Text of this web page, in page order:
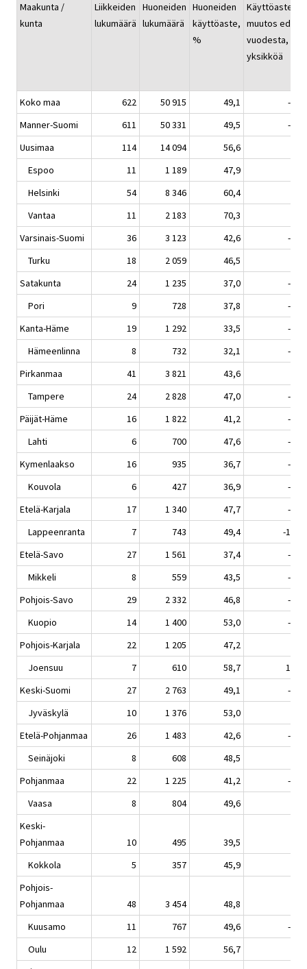
Maakunta /
kunta
Liikkeiden
lukumäärä
Huoneiden
lukumäärä
Huoneiden
käyttöaste,
%
Käyttöasteen
muutos ed.
vuodesta, %-
yksikköä
Koko maa 622 50 915 49,1
-0,6
Manner-Suomi
611 50 331 49,5
-0,6
Uusimaa
114 14 094 56,6
Espoo
11 1 189 47,9
Helsinki
54 8 346 60,4
Vantaa
11 2 183 70,3
Varsinais-Suomi
36 3 123 42,6
-2,4
Turku
18 2 059 46,5
Satakunta
24 1 235 37,0
-2,5
Pori
9 728 37,8
-5,0
Kanta-Häme
19 1 292 33,5
-0,2
Hämeenlinna
8 732 32,1
-2,3
Pirkanmaa
41 3 821 43,6
Tampere
24 2 828 47,0
-0,7
Päijät-Häme
16 1 822 41,2
-2,6
Lahti
6 700 47,6
-4,4
Kymenlaakso
16 935 36,7
-1,4
Kouvola
6 427 36,9
-3,1
Etelä-Karjala
17 1 340 47,7
-6,7
Lappeenranta
7 743 49,4
-12,9
Etelä-Savo
27 1 561 37,4
-0,3
Mikkeli
8 559 43,5
-0,9
Pohjois-Savo
29 2 332 46,8
-2,4
Kuopio
14 1 400 53,0
-3,3
Pohjois-Karjala
22 1 205 47,2
Joensuu
7 610 58,7
10,4
Keski-Suomi
27 2 763 49,1
-0,2
Jyväskylä
10 1 376 53,0
Etelä-Pohjanmaa
26 1 483 42,6
-0,4
Seinäjoki
8 608 48,5
Pohjanmaa
22 1 225 41,2
-1,5
Vaasa
8 804 49,6
Keski-
Pohjanmaa
10 495 39,5
Kokkola
5 357 45,9
Pohjois-
Pohjanmaa
48 3 454 48,8
Kuusamo
11 767 49,6
-0,7
Oulu
12 1 592 56,7